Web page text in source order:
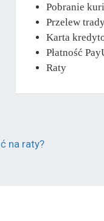
Pobranie
Przelew
Karta
Płatność
Raty
na raty?